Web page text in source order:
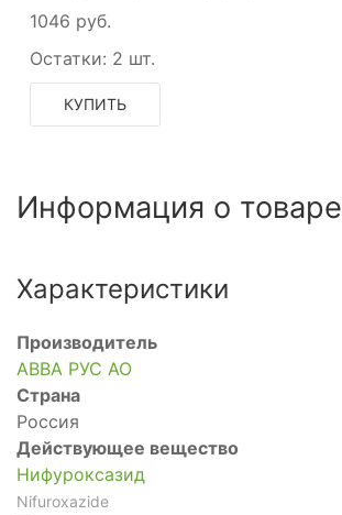
1046 руб.
Остатки: 2 шт.
КУПИТЬ
Информация о товаре
Характеристики
Производитель
АВВА РУС АО
Страна
Россия
Действующее вещество
Нифуроксазид
Nifuroxazide